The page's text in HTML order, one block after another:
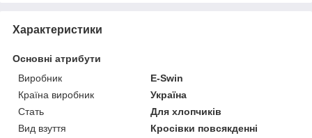
Характеристики
Основні атрибути
Виробник
E-Swin
Країна виробник
Україна
Стать
Для хлопчиків
Вид взуття
Кросівки повсякденні